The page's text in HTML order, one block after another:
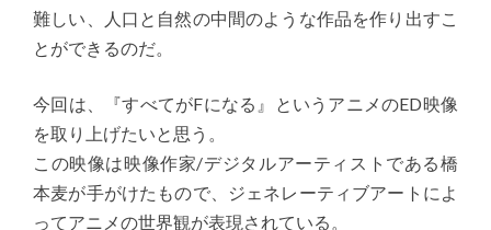
難しい、人口と自然の中間のような作品を作り出すこ
とができるのだ。
今回は、『すべてがFになる』というアニメのED映像
を取り上げたいと思う。
この映像は映像作家/デジタルアーティストである橋
本麦が手がけたもので、ジェネレーティブアートによ
ってアニメの世界観が表現されている。